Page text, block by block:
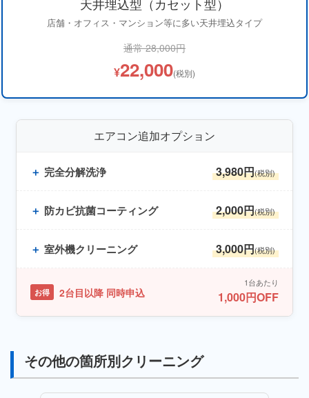
天井埋込型（カセット型）
店舗・オフィス・マンション等に多い天井埋込タイプ
通常 28,000円
¥22,000(税別)
エアコン追加オプション
＋ 完全分解洗浄 3,980円(税別)
＋ 防カビ抗菌コーティング 2,000円(税別)
＋ 室外機クリーニング 3,000円(税別)
お得 2台目以降 同時申込
1台あたり
1,000円OFF
その他の箇所別クリーニング